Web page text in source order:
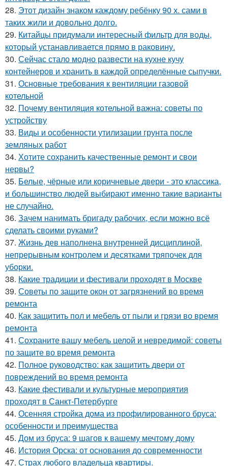
28. Этот дизайн знаком каждому ребёнку 90 х. сами в
таких жили и довольно долго.
29. Китайцы придумали интересный фильтр для воды,
который устанавливается прямо в раковину.
30. Сейчас стало модно развести на кухне кучу
контейнеров и хранить в каждой определённые сыпучки.
31. Основные требования к вентиляции газовой
котельной
32. Почему вентиляция котельной важна: советы по
устройству
33. Виды и особенности утилизации грунта после
земляных работ
34. Хотите сохранить качественные ремонт и свои
нервы?
35. Белые, чёрные или коричневые двери - это классика,
и большинство людей выбирают именно такие варианты
не случайно.
36. Зачем нанимать бригаду рабочих, если можно всё
сделать своими руками?
37. Жизнь дев наполнена внутренней дисциплиной,
непрерывным контролем и десятками тряпочек для
уборки.
38. Какие традиции и фестивали проходят в Москве
39. Советы по защите окон от загрязнений во время
ремонта
40. Как защитить пол и мебель от пыли и грязи во время
ремонта
41. Сохраните вашу мебель целой и невредимой: советы
по защите во время ремонта
42. Полное руководство: как защитить двери от
повреждений во время ремонта
43. Какие фестивали и культурные мероприятия
проходят в Санкт-Петербурге
44. Осенняя стройка дома из профилированного бруса:
особенности и преимущества
45. Дом из бруса: 9 шагов к вашему мечтому дому
46. История Орска: от основания до современности
47. Страх любого владельца квартиры.